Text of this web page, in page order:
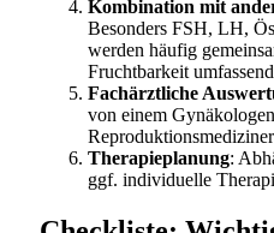
Kombination mit
Besonders FSH, LH,
werden häufig
Fruchtbarkeit
Fachärztliche
von einem
Therapieplanung:
ggf. individuelle